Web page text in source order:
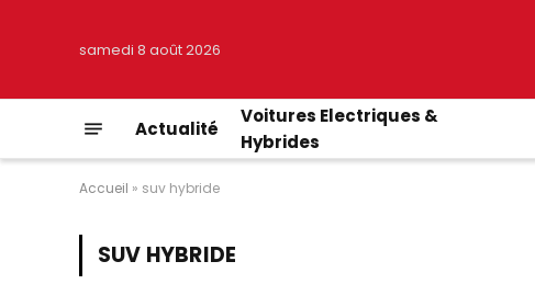
samedi 8 août 2026
Actualité
Voitures Electriques &
Hybrides
Accueil » suv hybride
SUV HYBRIDE